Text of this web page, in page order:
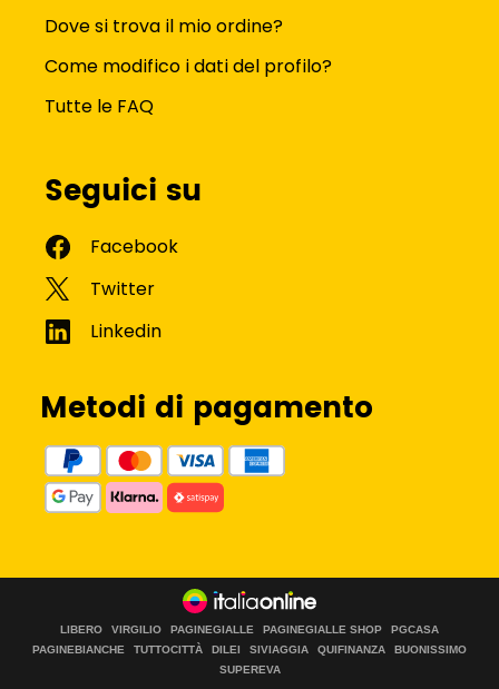
Dove si trova il mio ordine?
Come modifico i dati del profilo?
Tutte le FAQ
Seguici su
Metodi di pagamento
LIBERO VIRGILIO PAGINEGIALLE PAGINEGIALLE SHOP
PGCASA
PAGINEBIANCHE
TUTTOCITTÀ DILEI SIVIAGGIA QUIFINANZA
BUONISSIMO
SUPEREVA